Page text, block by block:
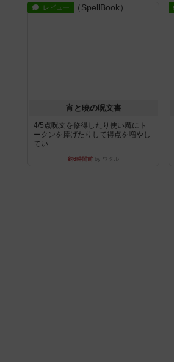
レビュー
宵と暁の呪文書
4/5点呪文を修得したり使い魔にト
ークンを捧げたりして得点を増やし
てい...
約6時間前 by ワタル